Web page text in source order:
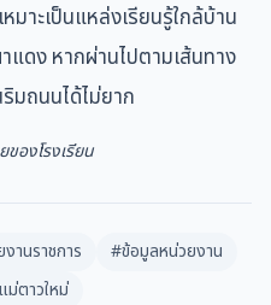
มาะเป็นแหล่งเรียนรู้ใกล้บ้าน
แดง หากผ่านไปตามเส้นทาง
มถนนได้ไม่ยาก
องโรงเรียน
านราชการ
#ข้อมูลหน่วยงาน
ม่ตาวใหม่